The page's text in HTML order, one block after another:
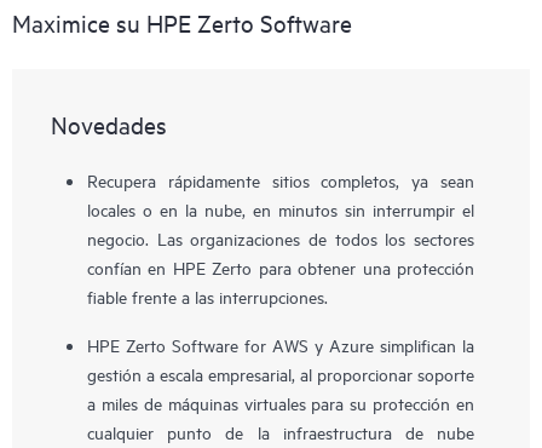
Maximice su HPE Zerto Software
Novedades
Recupera rápidamente sitios completos, ya sean
locales o en la nube, en minutos sin interrumpir el
negocio. Las organizaciones de todos los sectores
confían en HPE Zerto para obtener una protección
fiable frente a las interrupciones.
HPE Zerto Software for AWS y Azure simplifican la
gestión a escala empresarial, al proporcionar soporte
a miles de máquinas virtuales para su protección en
cualquier punto de la infraestructura de nube